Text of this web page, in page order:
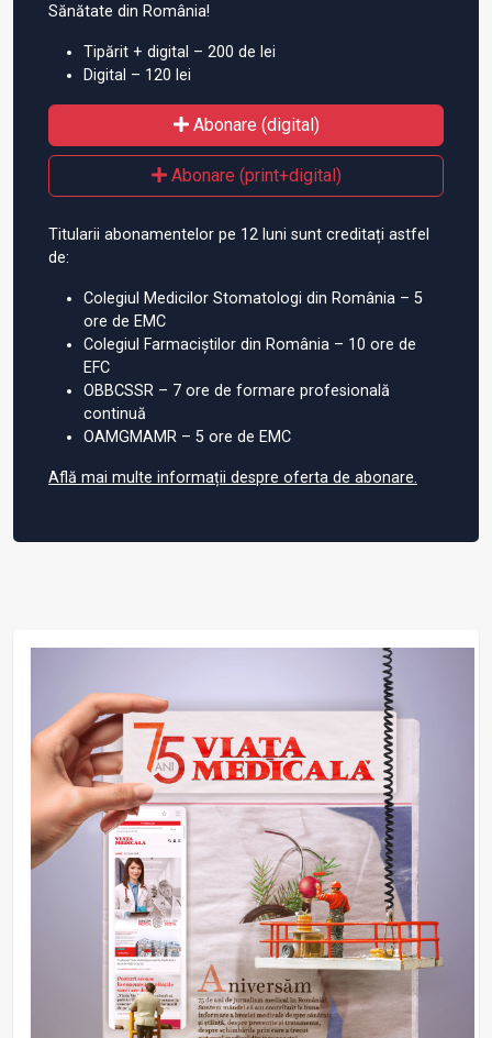
Sănătate din România!
Tipărit + digital – 200 de lei
Digital – 120 lei
Abonare (digital)
Abonare (print+digital)
Titularii abonamentelor pe 12 luni sunt creditați astfel
de:
Colegiul Medicilor Stomatologi din România – 5
ore de EMC
Colegiul Farmaciștilor din România – 10 ore de
EFC
OBBCSSR – 7 ore de formare profesională
continuă
OAMGMAMR – 5 ore de EMC
Află mai multe informații despre oferta de abonare.